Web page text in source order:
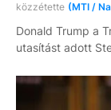
közzétette (MTI /
Donald Trump a
utasítást adott